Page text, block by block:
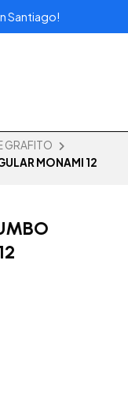
Santiago!
GRAFITO
MONAMI 12